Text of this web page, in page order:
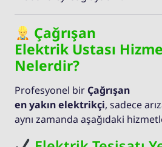
Çağrışan
Elektrik Ustası
Nelerdir?
Profesyonel bir Çağrışan
en yakın elektrikçi, sadece
aynı zamanda aşağıdaki